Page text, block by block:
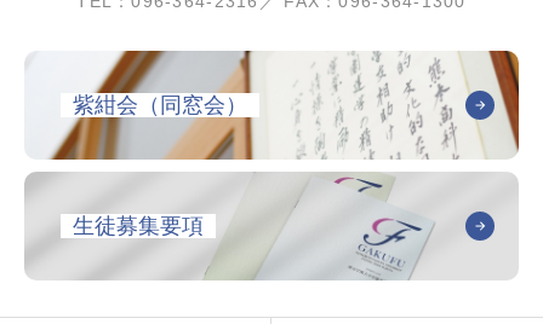
紫紺会（同窓会）
生徒募集要項